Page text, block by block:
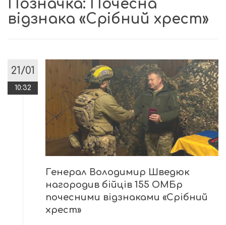
Позначка: Почесна
відзнака «Срібний хрест»
21/01
10:32
Генерал Володимир Шведюк
нагородив бійців 155 ОМБр
почесними відзнаками «Срібний
хрест»